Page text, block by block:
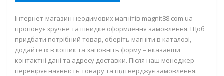
Інтернет-магазин неодимових магнітів magnit88.com.ua
пропонує зручне та швидке оформлення замовлення. Щоб
придбати потрібний товар, оберіть магніти в каталозі,
додайте їх в кошик та заповніть форму – вказавши
контактні дані та адресу доставки. Після наш менеджер
перевіряє наявність товару та підтверджує замовлення.